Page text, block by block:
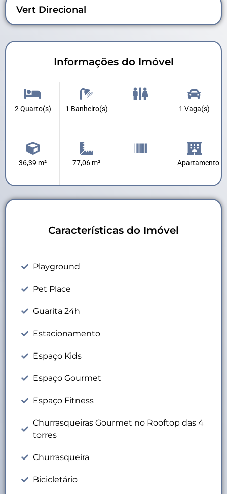
Vert Direcional
Informações do Imóvel
2 Quarto(s) 1 Banheiro(s) 1 Vaga(s)
36,39 m² 77,06 m² Apartamento
Características do Imóvel
Playground
Pet Place
Guarita 24h
Estacionamento
Espaço Kids
Espaço Gourmet
Espaço Fitness
Churrasqueiras Gourmet no Rooftop das 4
torres
Churrasqueira
Bicicletário